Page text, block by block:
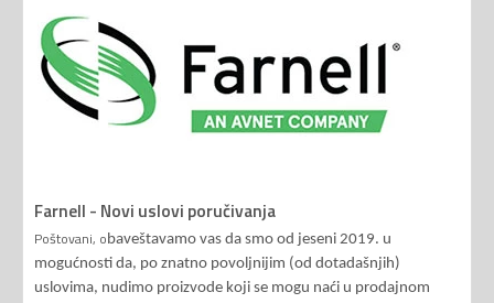
Farnell - Novi uslovi poručivanja
Poštovani, obaveštavamo vas da smo od jeseni 2019. u
mogućnosti da, po znatno povoljnijim (od dotadašnjih)
uslovima, nudimo proizvode koji se mogu naći u prodajnom